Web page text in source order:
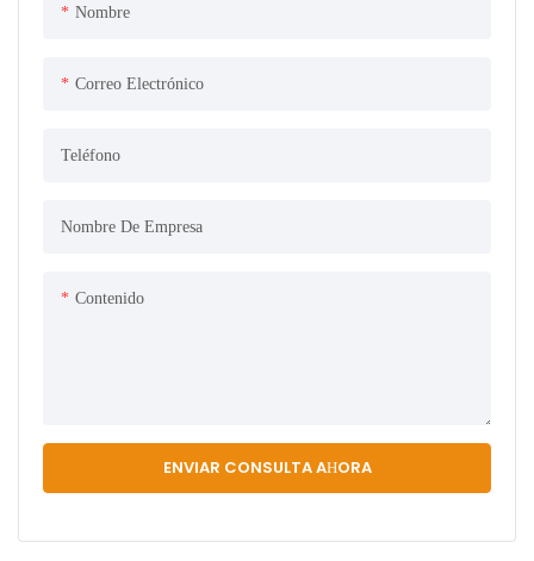
Nombre
Correo Electrónico
Teléfono
Nombre De Empresa
Contenido
ENVIAR CONSULTA AHORA